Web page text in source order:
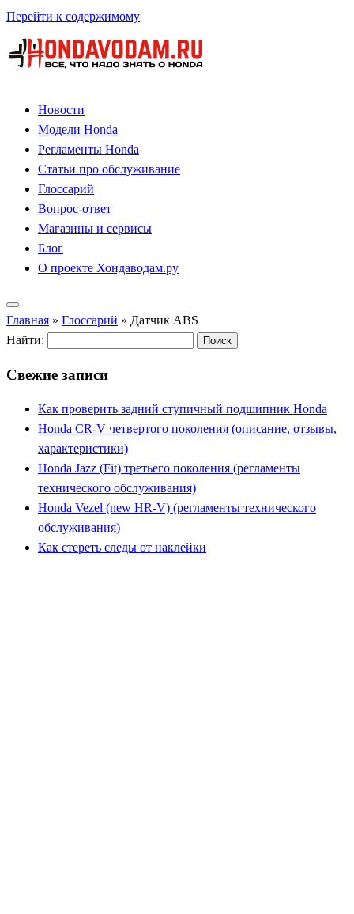
Перейти к содержимому
Новости
Модели Honda
Регламенты Honda
Статьи про обслуживание
Глоссарий
Вопрос-ответ
Магазины и сервисы
Блог
О проекте Хондаводам.ру
Главная » Глоссарий » Датчик ABS
Найти:
Свежие записи
Как проверить задний ступичный подшипник Honda
Honda CR-V четвертого поколения (описание, отзывы,
характеристики)
Honda Jazz (Fit) третьего поколения (регламенты
технического обслуживания)
Honda Vezel (new HR-V) (регламенты технического
обслуживания)
Как стереть следы от наклейки